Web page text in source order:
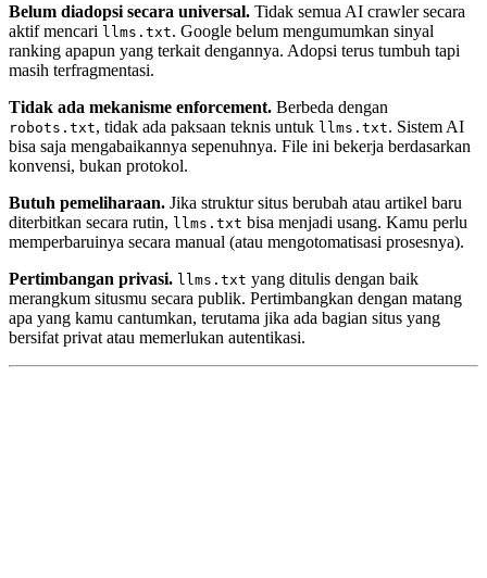
Belum diadopsi secara universal. Tidak semua AI crawler secara
aktif mencari llms.txt. Google belum mengumumkan sinyal
ranking apapun yang terkait dengannya. Adopsi terus tumbuh tapi
masih terfragmentasi.
Tidak ada mekanisme enforcement. Berbeda dengan
robots.txt, tidak ada paksaan teknis untuk llms.txt. Sistem AI
bisa saja mengabaikannya sepenuhnya. File ini bekerja berdasarkan
konvensi, bukan protokol.
Butuh pemeliharaan. Jika struktur situs berubah atau artikel baru
diterbitkan secara rutin, llms.txt bisa menjadi usang. Kamu perlu
memperbaruinya secara manual (atau mengotomatisasi prosesnya).
Pertimbangan privasi. llms.txt yang ditulis dengan baik
merangkum situsmu secara publik. Pertimbangkan dengan matang
apa yang kamu cantumkan, terutama jika ada bagian situs yang
bersifat privat atau memerlukan autentikasi.